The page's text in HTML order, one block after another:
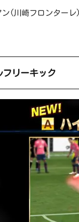
ン(川崎フロンターレ
フリーキック